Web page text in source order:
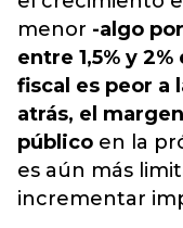
menor -algo
entre 1,5% y
fiscal es peor a
atrás, el
público en la
es aún más
incrementar